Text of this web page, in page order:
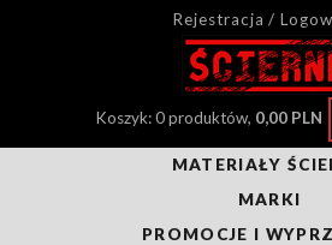
Rejestracja /
Koszyk: 0 produktów, 0,00 PLN
MATERIAŁY
MARKI
PROMOCJE I